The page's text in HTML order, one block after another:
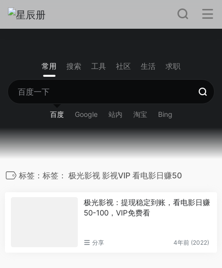
常用 搜索 工具 社区 生活 求职
百度 Google 站内 淘宝 Bing
标签：标签： 极光影视 影视VIP 看电影日赚50
极光影视：提现稳定到账，看电影日赚
50-100，VIP免费看
分享 4年前 (2022)